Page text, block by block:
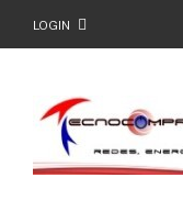
LOGIN